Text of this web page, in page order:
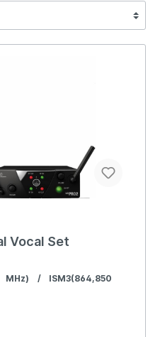
Vocal Set
MHz) / ISM3(864,850